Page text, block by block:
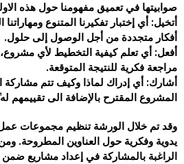
صوابيتها في تعميق مفهومنا حول هذه
أتخيل: أي إختبار تفكيرنا المتنوع
أفكار متجددة من أجل الوصول إلى حلول.
أفعل: أي تعلم كيفية التخطيط لأي
مراجعة فكرية للنتيجة المتوقعة.
أشارك: أي إدراك لماذا وكيف تتم مشاركة
المشروع المقترح بالإضافة الى تقييمهم
وقد تم خلال الورشة تنظيم مجموعات
يدوية وفكرية حول العناوين المطروحة.
الراغبة بالمشاركة في إعداد مشاريع ضمن